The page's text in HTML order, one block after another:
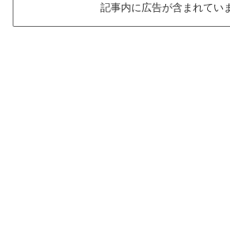
記事内に広告が含まれてい